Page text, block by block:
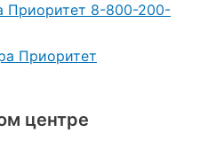
8-800-200-
центре